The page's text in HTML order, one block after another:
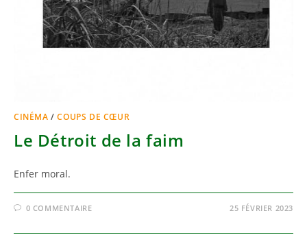
CINÉMA /COUPS DE CŒUR
Le Détroit de la faim
Enfer moral.
0 COMMENTAIRE 25 FÉVRIER 2023